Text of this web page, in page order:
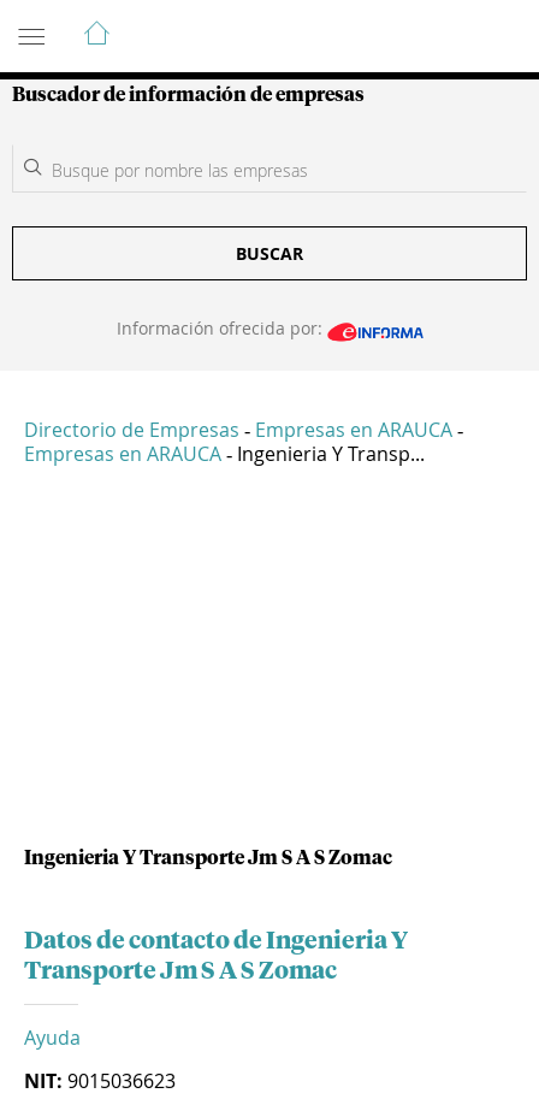
Guía de Empresas Colombianas
Buscador de información de empresas
BUSCAR
Información ofrecida por:
Directorio de Empresas - Empresas en ARAUCA -
Empresas en ARAUCA - Ingenieria Y Transp...
Ingenieria Y Transporte Jm S A S Zomac
Datos de contacto de Ingenieria Y
Transporte Jm S A S Zomac
Ayuda
NIT: 9015036623